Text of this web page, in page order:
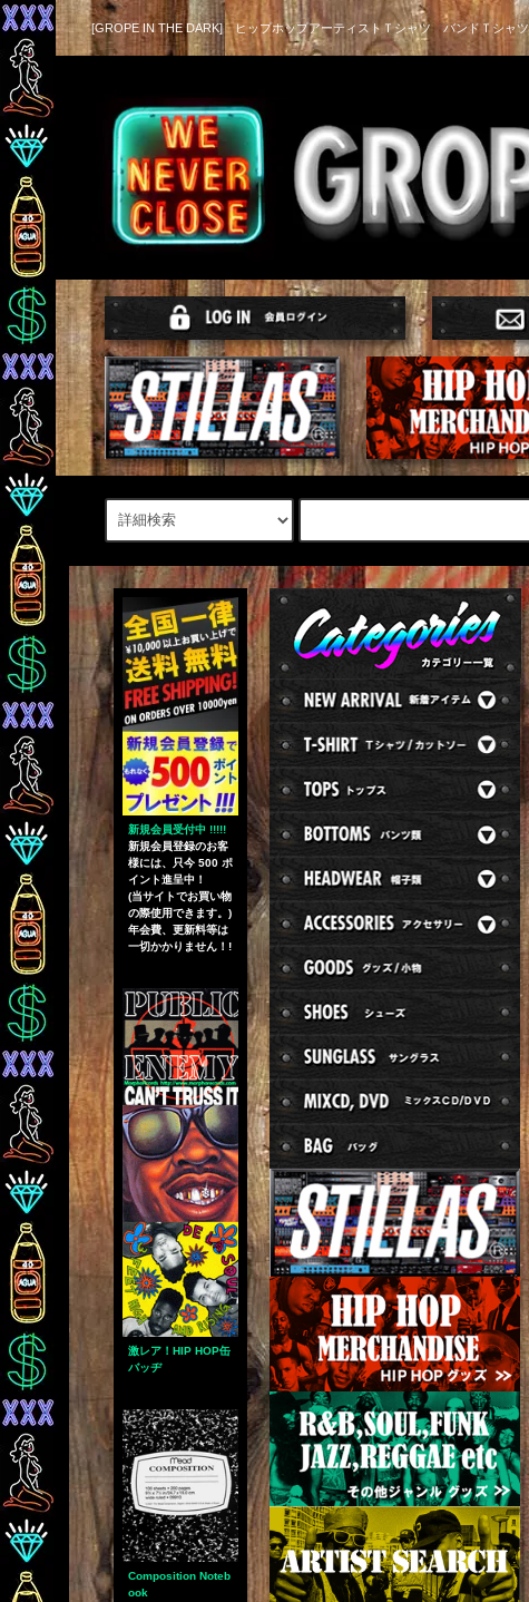
[GROPE IN THE DARK] ヒップホップアーティストＴシャツ バンドＴシャツ
新規会員受付中 !!!!!
新規会員登録のお客
様には、只今 500 ポ
イント進呈中！
(当サイトでお買い物
の際使用できます。)
年会費、更新料等は
一切かかりません！!
激レア！HIP HOP缶
バッヂ
Composition Noteb
ook